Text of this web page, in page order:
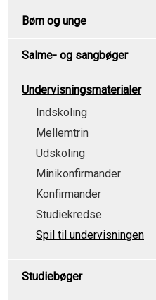
Børn og unge
Salme- og sangbøger
Undervisningsmaterialer
Indskoling
Mellemtrin
Udskoling
Minikonfirmander
Konfirmander
Studiekredse
Spil til undervisningen
Studiebøger